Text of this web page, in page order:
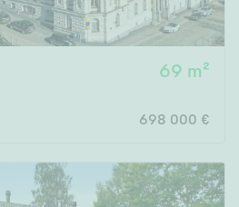
69 m²
698 000 €